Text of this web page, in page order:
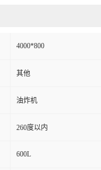
4000*800
其他
油炸机
260度以内
600L